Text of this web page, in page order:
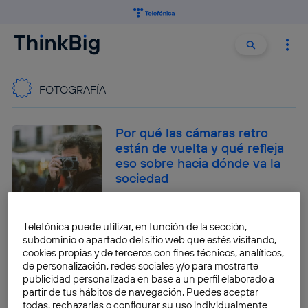
Buscar
FOTOGRAFÍA
Por qué las cámaras retro
están de vuelta y qué refleja
eso sobre hacia dónde va la
sociedad
Cómo crear con IA
felicitaciones navideñas
usando fotos separadas de
cada persona
José María López
Telefónica puede utilizar, en función de la sección,
subdominio o apartado del sitio web que estés visitando,
cookies propias y de terceros con fines técnicos, analíticos,
de personalización, redes sociales y/o para mostrarte
publicidad personalizada en base a un perfil elaborado a
partir de tus hábitos de navegación. Puedes aceptar
todas, rechazarlas o configurar su uso individualmente